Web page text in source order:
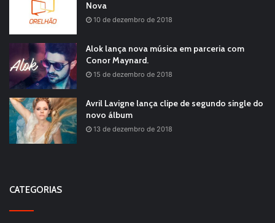
Nova
10 de dezembro de 2018
Alok lança nova música em parceria com
Conor Maynard.
15 de dezembro de 2018
Avril Lavigne lança clipe de segundo single do
novo álbum
13 de dezembro de 2018
CATEGORIAS